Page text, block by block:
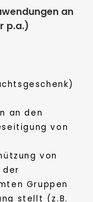
an
p.a.)
an den
von
von
der
Gruppen
stellt (z.B.